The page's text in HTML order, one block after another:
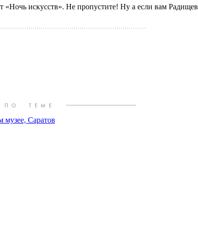
искусств». Не пропустите! Ну а если вам
музее, Саратов